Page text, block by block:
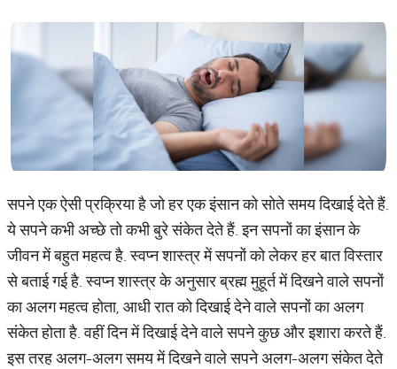
सपने एक ऐसी प्रक्रिया है जो हर एक इंसान को सोते समय दिखाई देते हैं.
ये सपने कभी अच्छे तो कभी बुरे संकेत देते हैं. इन सपनों का इंसान के
जीवन में बहुत महत्व है. स्वप्न शास्त्र में सपनों को लेकर हर बात विस्तार
से बताई गई है. स्वप्न शास्त्र के अनुसार ब्रह्म मुहूर्त में दिखने वाले सपनों
का अलग महत्व होता, आधी रात को दिखाई देने वाले सपनों का अलग
संकेत होता है. वहीं दिन में दिखाई देने वाले सपने कुछ और इशारा करते हैं.
इस तरह अलग-अलग समय में दिखने वाले सपने अलग-अलग संकेत देते